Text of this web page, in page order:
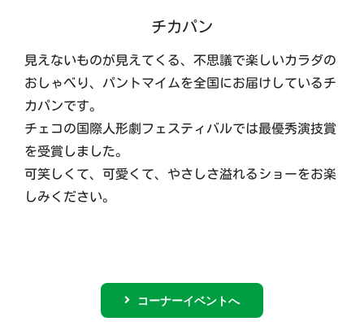
チカパン
見えないものが見えてくる、不思議で楽しいカラダの
おしゃべり、パントマイムを全国にお届けしているチ
カパンです。
チェコの国際人形劇フェスティバルでは最優秀演技賞
を受賞しました。
可笑しくて、可愛くて、やさしさ溢れるショーをお楽
しみください。
コーナーイベントへ